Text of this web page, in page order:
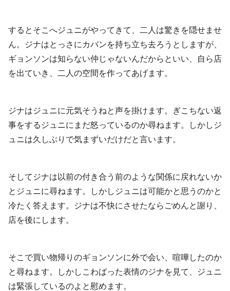
するとそこへジュニがやってきて、二人は驚きを隠せませ
ん。ジナはとっさにカバンを持ち立ち去ろうとしますが、
ギョンソンは知らない仲じゃないんだからといい、自ら店
を出ていき、二人の空間を作ってあげます。
ジナはジュニに元気そうねと声を掛けます。ぎこちない返
事をするジュニにまだ怒っているのか尋ねます。しかしジ
ュニは久しぶりで気まずいだけだと言います。
そしてジナは以前の付き合う前のような関係に戻れないか
とジュニに尋ねます。しかしジュニは可能かと思うのかと
冷たく答えます。ジナは不快にさせたならごめんと謝り、
店を後にします。
そこで買い物帰りのギョンソンに外で会い、喧嘩したのか
と尋ねます。しかしこわばった表情のジナを見て、ジュニ
は緊張しているのよと慰めます。